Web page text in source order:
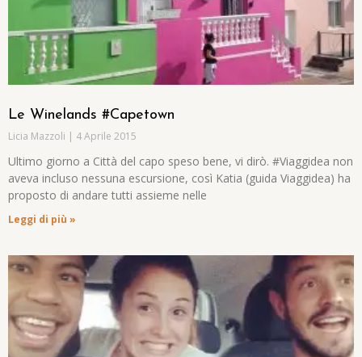
Le Winelands #Capetown
Licia Mazzoli 4 Aprile 2015
Ultimo giorno a Città del capo speso bene, vi dirò. #Viaggidea non
aveva incluso nessuna escursione, così Katia (guida Viaggidea) ha
proposto di andare tutti assieme nelle
Leggi di più »